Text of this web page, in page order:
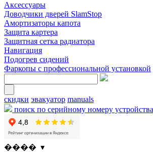
Аксессуары
Доводчики дверей SlamStop
Амортизаторы капота
Защита картера
Защитная сетка радиатора
Навигация
Подогрев сидений
Фаркопы с профессиональной установкой
скидки эвакуатор manuals
поиск по серийному номеру устройства
���� ▾